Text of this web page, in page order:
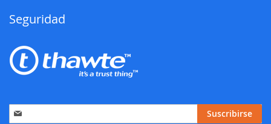
Seguridad
Inscríbase
a
Suscribirse